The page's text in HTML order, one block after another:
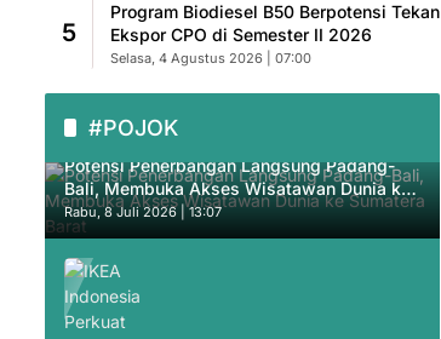
5
Program Biodiesel B50 Berpotensi Tekan
Ekspor CPO di Semester II 2026
Selasa, 4 Agustus 2026 | 07:00
#POJOK
Potensi Penerbangan Langsung Padang-
Bali, Membuka Akses Wisatawan Dunia ke
Sumatera Barat
Rabu, 8 Juli 2026 | 13:07